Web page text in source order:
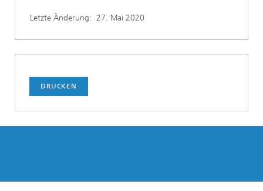
Letzte Änderung: 27. Mai 2020
DRUCKEN